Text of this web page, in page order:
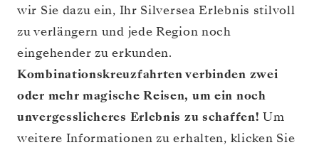
wir Sie dazu ein, Ihr Silversea Erlebnis stilvoll
zu verlängern und jede Region noch
eingehender zu erkunden.
Kombinationskreuzfahrten verbinden zwei
oder mehr magische Reisen, um ein noch
unvergesslicheres Erlebnis zu schaffen! Um
weitere Informationen zu erhalten, klicken Sie